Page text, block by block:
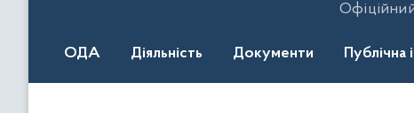
ОДА Діяльність Документи Публічна